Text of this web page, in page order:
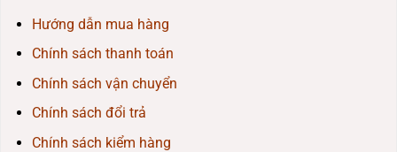
Hướng dẫn mua hàng
Chính sách thanh toán
Chính sách vận chuyển
Chính sách đổi trả
Chính sách kiểm hàng